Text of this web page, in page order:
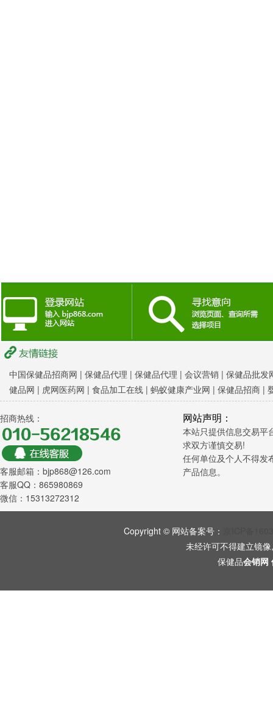
中国保健品招商网 | 保健品代理 | 保健品代理 | 会议营销 | 保健品批发
健品网 | 虎网医药网 | 食品加工在线 | 蚂蚁健康产业网 | 保健品招商 |
招商热线：
客服邮箱：bjp868@126.com
客服QQ：865980869
微信：15313272312
网站声明：
本站只提供信息交易平
求双方谨慎交易!
任何单位及个人不得发
产品信息。
Copyright © 网站备案号：
未经许可不得建立镜
保健品会销网